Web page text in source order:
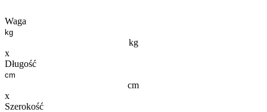
Waga
kg
x
Długość
cm
x
Szerokość